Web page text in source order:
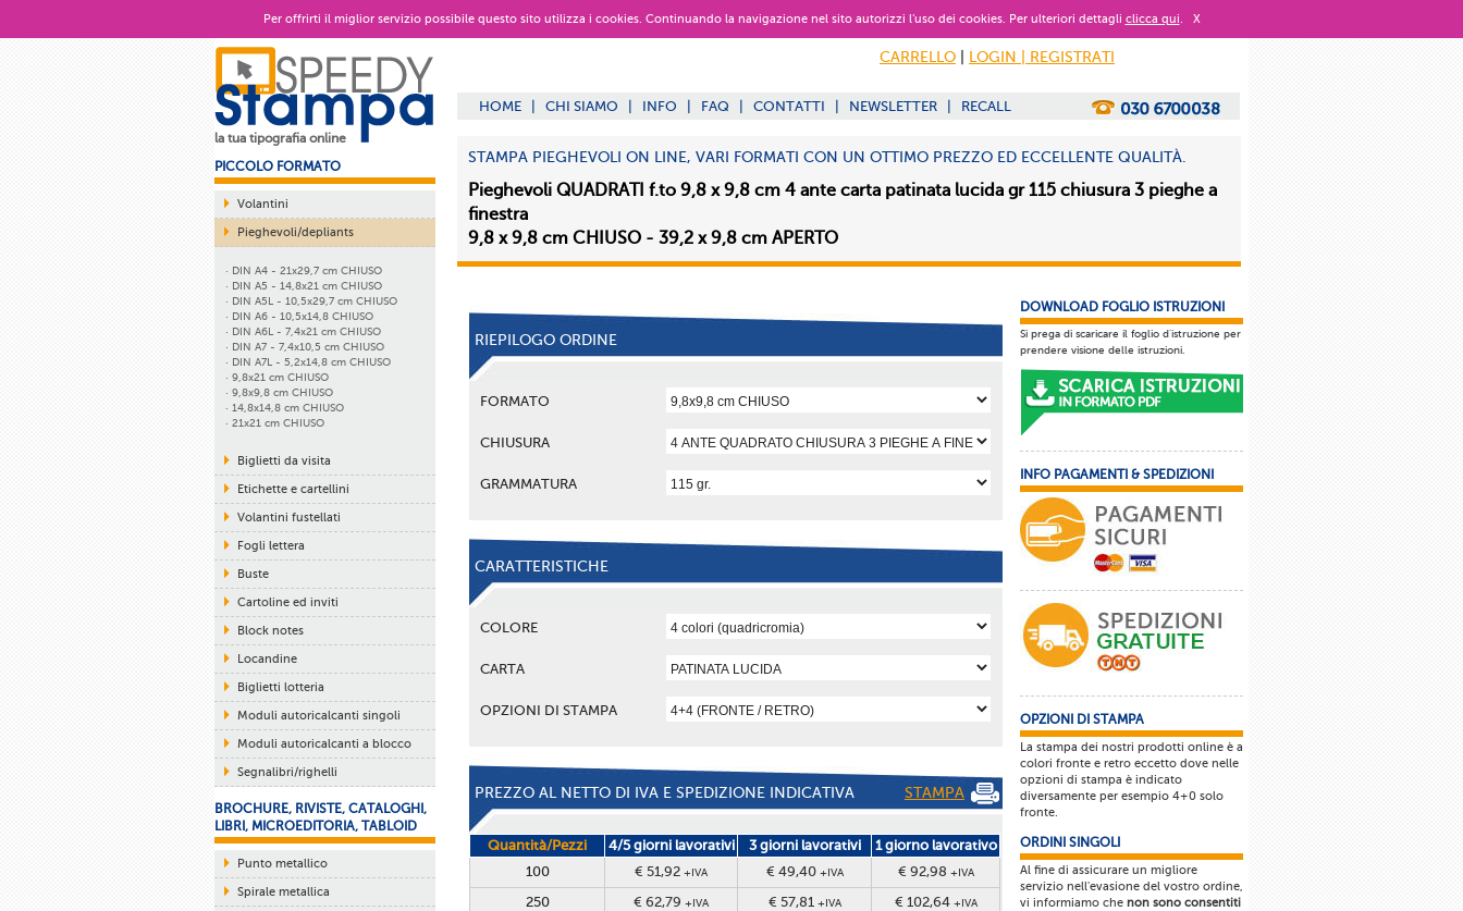
Per offrirti il miglior servizio possibile questo sito utilizza i cookies. Continuando la navigazione nel sito autorizzi l’uso dei cookies. Per ulteriori dettagli clicca qui. X
la tua tipografia online
PICCOLO FORMATO
Volantini
Pieghevoli/depliants
· DIN A4 - 21x29,7 cm CHIUSO
· DIN A5 - 14,8x21 cm CHIUSO
· DIN A5L - 10,5x29,7 cm CHIUSO
· DIN A6 - 10,5x14,8 CHIUSO
· DIN A6L - 7,4x21 cm CHIUSO
· DIN A7 - 7,4x10,5 cm CHIUSO
· DIN A7L - 5,2x14,8 cm CHIUSO
· 9,8x21 cm CHIUSO
· 9,8x9,8 cm CHIUSO
· 14,8x14,8 cm CHIUSO
· 21x21 cm CHIUSO
Biglietti da visita
Etichette e cartellini
Volantini fustellati
Fogli lettera
Buste
Cartoline ed inviti
Block notes
Locandine
Biglietti lotteria
Moduli autoricalcanti singoli
Moduli autoricalcanti a blocco
Segnalibri/righelli
BROCHURE, RIVISTE, CATALOGHI,
LIBRI, MICROEDITORIA, TABLOID
Punto metallico
Spirale metallica
CARRELLO LOGIN | REGISTRATI
HOME CHI SIAMO INFO FAQ CONTATTI NEWSLETTER RECALL
STAMPA PIEGHEVOLI ON LINE, VARI FORMATI CON UN OTTIMO PREZZO ED ECCELLENTE QUALITÀ.
Pieghevoli QUADRATI f.to 9,8 x 9,8 cm 4 ante carta patinata lucida gr 115 chiusura 3 pieghe a
finestra
9,8 x 9,8 cm CHIUSO - 39,2 x 9,8 cm APERTO
RIEPILOGO ORDINE
FORMATO
CHIUSURA
GRAMMATURA
CARATTERISTICHE
COLORE
CARTA
OPZIONI DI STAMPA
PREZZO AL NETTO DI IVA E SPEDIZIONE INDICATIVA STAMPA
Quantità/Pezzi 4/5 giorni lavorativi 3 giorni lavorativi
1 giorno lavorativo
100
€ 51,92 +IVA € 49,40 +IVA € 92,98 +IVA
250 € 62,79 +IVA € 57,81 +IVA € 102,64 +IVA
DOWNLOAD FOGLIO ISTRUZIONI
Si prega di scaricare il foglio d'istruzione per
prendere visione delle istruzioni.
INFO PAGAMENTI & SPEDIZIONI
OPZIONI DI STAMPA
La stampa dei nostri prodotti online è a
colori fronte e retro eccetto dove nelle
opzioni di stampa è indicato
diversamente per esempio 4+0 solo
fronte.
ORDINI SINGOLI
Al fine di assicurare un migliore
servizio nell'evasione del vostro ordine,
vi informiamo che non sono consentiti